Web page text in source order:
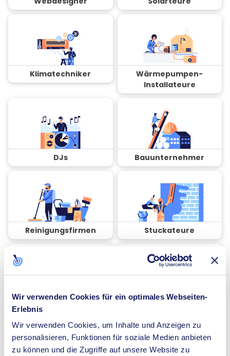
Wir verwenden Cookies für ein optimales Webseiten-
Erlebnis
Wir verwenden Cookies, um Inhalte und Anzeigen zu
personalisieren, Funktionen für soziale Medien anbieten
zu können und die Zugriffe auf unsere Website zu
Klimatechniker
Wärmepumpen-
Installateure
DJs Bauunternehmer
Reinigungsfirmen Stuckateure
Coaches
Spezialisten für